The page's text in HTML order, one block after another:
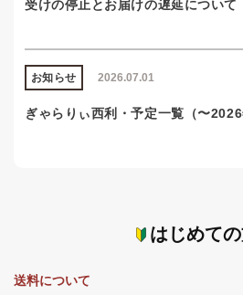
受けの停止とお届けの遅延について
2026.07.01
お知らせ
ぎゃらりぃ西利・予定一覧（〜2026
はじめて
送料について